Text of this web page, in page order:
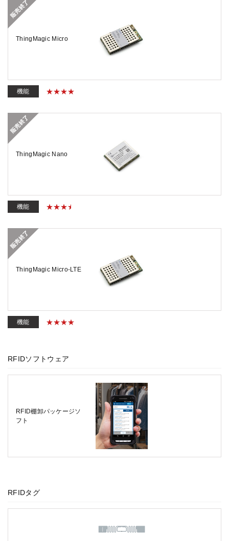
ThingMagic Micro
機能
ThingMagic Nano
機能
ThingMagic Micro-LTE
機能
RFIDソフトウェア
RFID棚卸パッケージソ
フト
RFIDタグ